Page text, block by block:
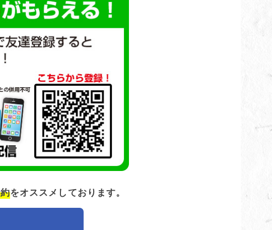
をオススメしております。